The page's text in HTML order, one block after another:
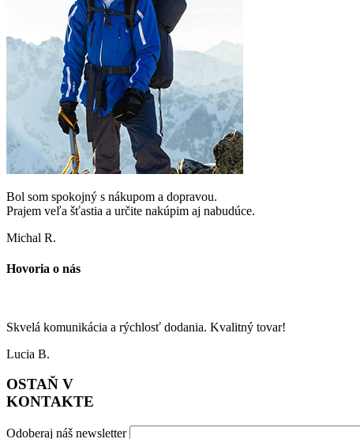
Bol som spokojný s nákupom a dopravou.
Prajem veľa šťastia a určite nakúpim aj nabudúce.
Michal R.
Hovoria o nás
Skvelá komunikácia a rýchlosť dodania. Kvalitný tovar!
Lucia B.
OSTAŇ V
KONTAKTE
Odoberaj náš newsletter